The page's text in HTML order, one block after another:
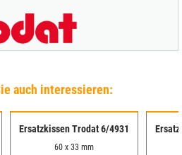
auch interessieren:
Ersatzkissen Trodat 6/4931
60 x 33 mm